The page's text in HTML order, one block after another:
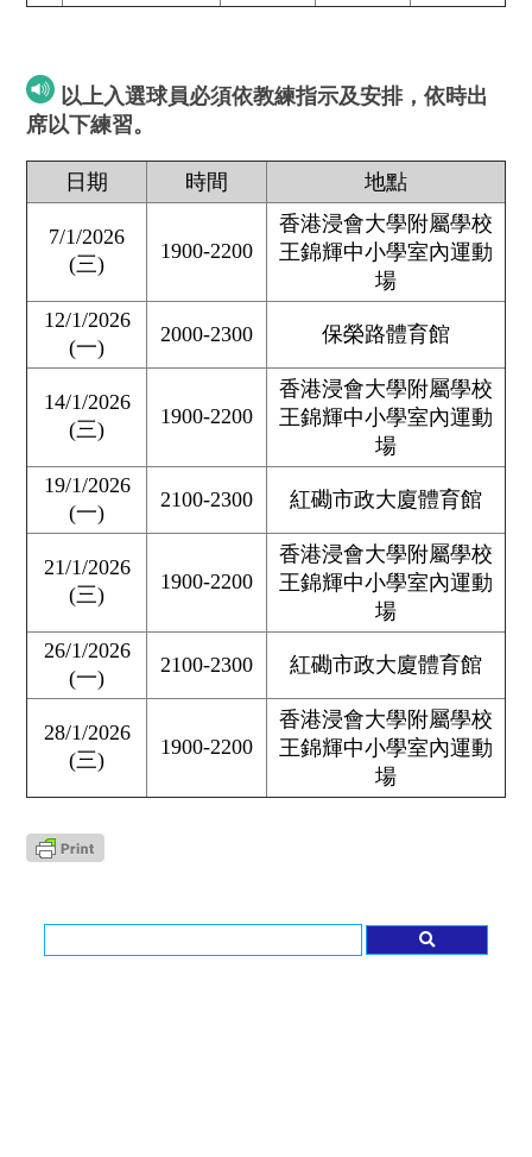
以上入選球員必須依教練指示及安排，依時出
席以下練習。
日期 時間 地點
7/1/2026
(三)
1900-2200
香港浸會大學附屬學校
王錦輝中小學室內運動
場
12/1/2026
(一)
2000-2300 保榮路體育館
14/1/2026
(三)
1900-2200
香港浸會大學附屬學校
王錦輝中小學室內運動
場
19/1/2026
(一)
2100-2300 紅磡市政大廈體育館
21/1/2026
(三)
1900-2200
香港浸會大學附屬學校
王錦輝中小學室內運動
場
26/1/2026
(一)
2100-2300 紅磡市政大廈體育館
28/1/2026
(三)
1900-2200
香港浸會大學附屬學校
王錦輝中小學室內運動
場